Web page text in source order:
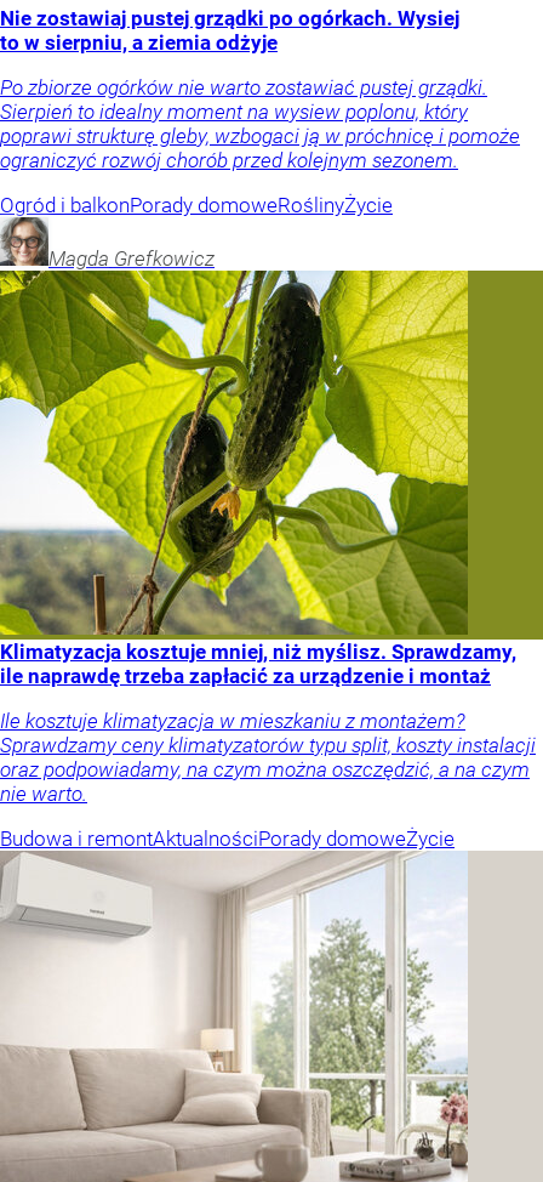
Nie zostawiaj pustej grządki po ogórkach. Wysiej
to w sierpniu, a ziemia odżyje
Po zbiorze ogórków nie warto zostawiać pustej grządki.
Sierpień to idealny moment na wysiew poplonu, który
poprawi strukturę gleby, wzbogaci ją w próchnicę i pomoże
ograniczyć rozwój chorób przed kolejnym sezonem.
Ogród i balkonPorady domoweRoślinyŻycie
Magda Grefkowicz
Klimatyzacja kosztuje mniej, niż myślisz. Sprawdzamy,
ile naprawdę trzeba zapłacić za urządzenie i montaż
Ile kosztuje klimatyzacja w mieszkaniu z montażem?
Sprawdzamy ceny klimatyzatorów typu split, koszty instalacji
oraz podpowiadamy, na czym można oszczędzić, a na czym
nie warto.
Budowa i remontAktualnościPorady domoweŻycie